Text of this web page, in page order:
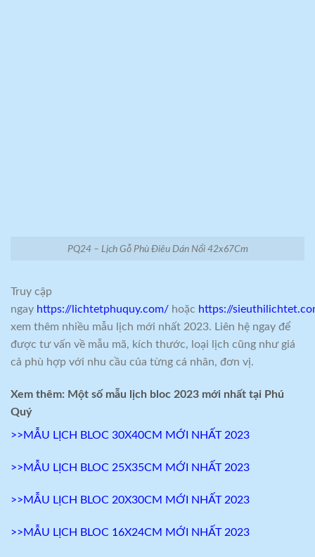
PQ24 – Lịch Gỗ Phù Điêu Dán Nổi 42x67Cm
Truy cập
ngay https://lichtetphuquy.com/ hoặc https://
xem thêm nhiều mẫu lịch mới nhất 2023. Liên hệ ngay để
được tư vấn về mẫu mã, kích thước, loại lịch cũng như giá
cả phù hợp với nhu cầu của từng cá nhân, đơn vị.
Xem thêm: Một số mẫu lịch bloc 2023 mới nhất tại Phú
Quý
>>MẪU LỊCH BLOC 30X40CM MỚI NHẤT 2023
>>MẪU LỊCH BLOC 25X35CM MỚI NHẤT 2023
>>MẪU LỊCH BLOC 20X30CM MỚI NHẤT 2023
>>MẪU LỊCH BLOC 16X24CM MỚI NHẤT 2023